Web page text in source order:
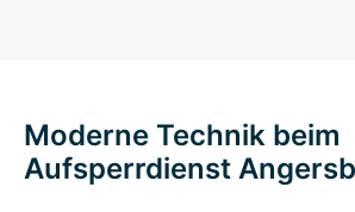
Moderne Technik beim
Aufsperrdienst